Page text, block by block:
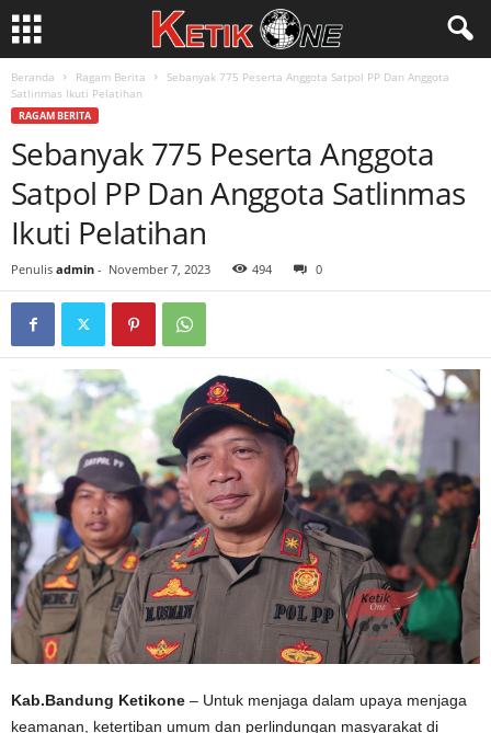
Beranda Ragam Berita
Sebanyak 775 Peserta Anggota Satpol PP Dan Anggota
Satlinmas Ikuti Pelatihan
RAGAM BERITA
Sebanyak 775 Peserta Anggota
Satpol PP Dan Anggota Satlinmas
Ikuti Pelatihan
Penulis admin - November 7, 2023 494 0
Kab.Bandung Ketikone – Untuk menjaga dalam upaya menjaga
keamanan, ketertiban umum dan perlindungan masyarakat di